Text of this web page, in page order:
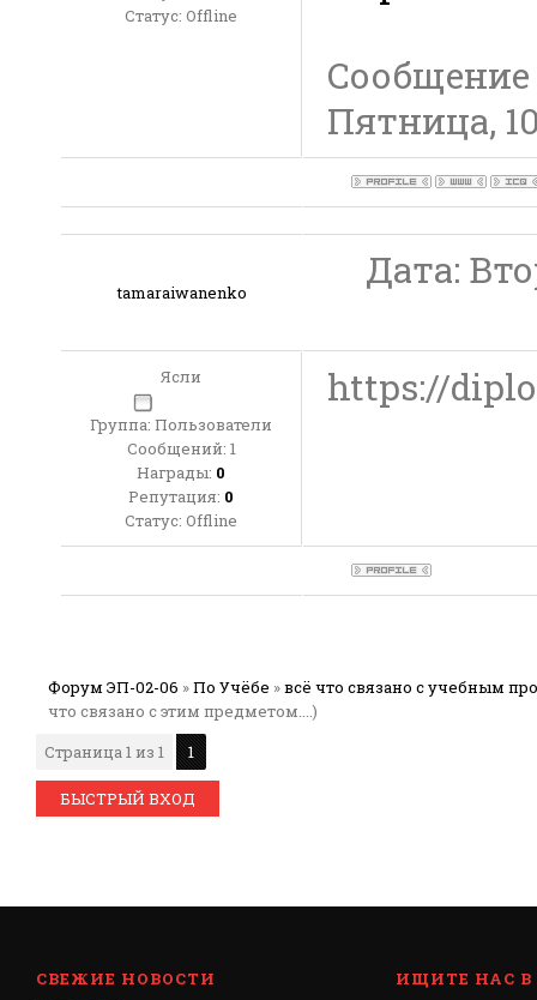
Статус: Offline
Пятница,
tamaraiwanenko Дата:
Ясли
Группа: Пользователи
Сообщений: 1
Награды: 0
Репутация: 0
Статус: Offline
https://
Форум ЭП-02-06 »По Учёбе »всё что связано с учебным
что связано с этим предметом....)
Страница1из 1 1
СВЕЖИЕ НОВОСТИ
ИЩИТЕ НАС В